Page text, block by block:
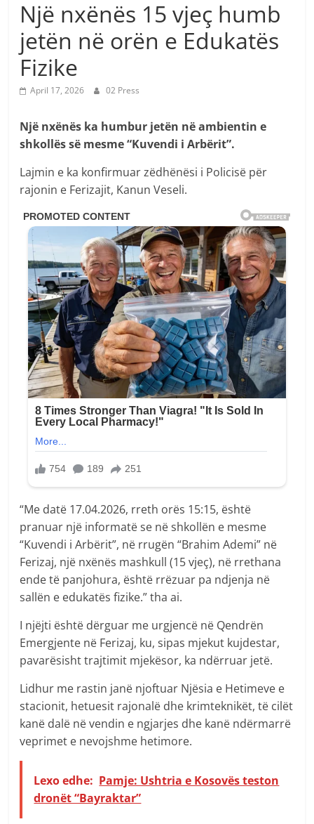
Një nxënës 15 vjeç humb
jetën në orën e Edukatës
Fizike
April 17, 2026 02 Press
Një nxënës ka humbur jetën në ambientin e
shkollës së mesme “Kuvendi i Arbërit”.
Lajmin e ka konfirmuar zëdhënësi i Policisë për
rajonin e Ferizajit, Kanun Veseli.
“Me datë 17.04.2026, rreth orës 15:15, është
pranuar një informatë se në shkollën e mesme
“Kuvendi i Arbërit”, në rrugën “Brahim Ademi” në
Ferizaj, një nxënës mashkull (15 vjeç), në rrethana
ende të panjohura, është rrëzuar pa ndjenja në
sallën e edukatës fizike.” tha ai.
I njëjti është dërguar me urgjencë në Qendrën
Emergjente në Ferizaj, ku, sipas mjekut kujdestar,
pavarësisht trajtimit mjekësor, ka ndërruar jetë.
Lidhur me rastin janë njoftuar Njësia e Hetimeve e
stacionit, hetuesit rajonalë dhe krimteknikët, të cilët
kanë dalë në vendin e ngjarjes dhe kanë ndërmarrë
veprimet e nevojshme hetimore.
Lexo edhe: Pamje: Ushtria e Kosovës teston
dronët “Bayraktar”